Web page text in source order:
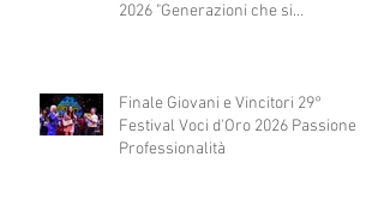
2026 "Generazioni che si
Finale Giovani e Vincitori 29°
Festival Voci d'Oro 2026 Passione e
Professionalità